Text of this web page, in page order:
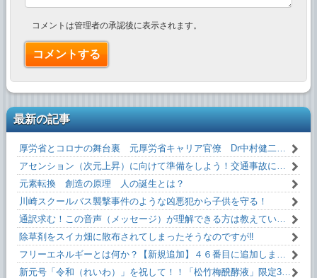
コメントは管理者の承認後に表示されます。
最新の記事
元素転換 創造の原理 人の誕生とは？
川崎スクールバス襲撃事件のような凶悪犯から子供を守る！
通訳求む！この音声（メッセージ）が理解できる方は教えていただけるとうれしいです！
除草剤をスイカ畑に散布されてしまったそうなのですが‼
新元号「令和（れいわ）」を祝して！！「松竹梅醗酵液」限定35本。